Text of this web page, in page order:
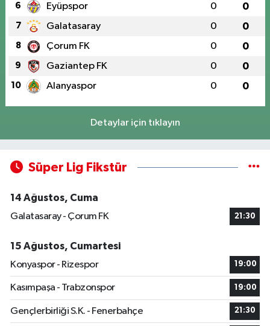
6 Eyüpspor 0 0
7 Galatasaray 0 0
8 Çorum FK 0 0
9 Gaziantep FK 0 0
10 Alanyaspor 0 0
Detaylar için tıklayın
Süper Lig Fikstür
14 Ağustos, Cuma
Galatasaray - Çorum FK
21:30
15 Ağustos, Cumartesi
Konyaspor - Rizespor
19:00
Kasımpaşa - Trabzonspor 19:00
Gençlerbirliği S.K. - Fenerbahçe 21:30